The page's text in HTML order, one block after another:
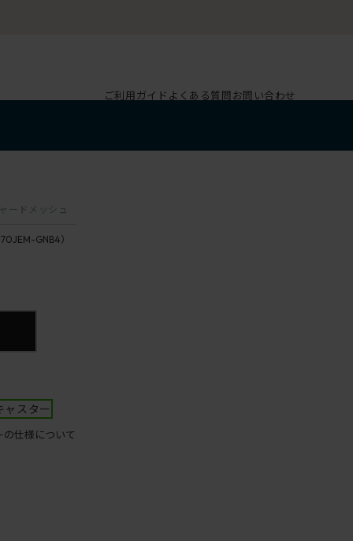
ご利用ガイド よくある質問お問い合わせ
ードメッシュ
GNB4）
ャスター
の仕様について